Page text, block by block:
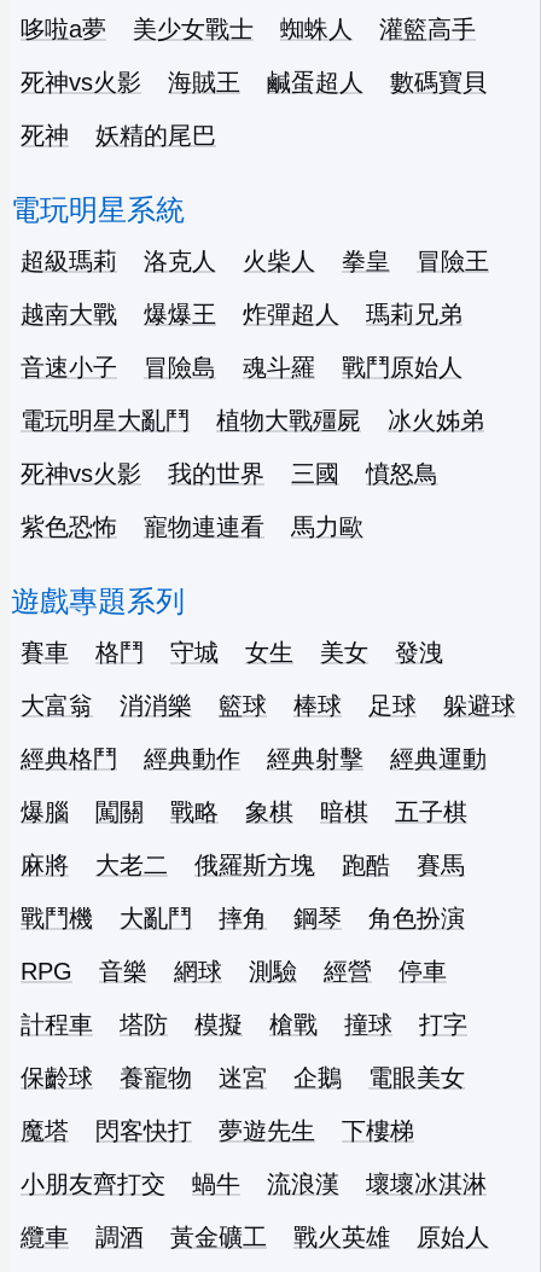
哆啦a夢
美少女戰士 蜘蛛人
灌籃高手
死神vs火影
海賊王 鹹蛋超人
數碼寶貝
死神
妖精的尾巴
電玩明星系統
超級瑪莉 洛克人 火柴人 拳皇
冒險王
越南大戰
爆爆王 炸彈超人
瑪莉兄弟
音速小子
冒險島 魂斗羅
戰鬥原始人
電玩明星大亂鬥
植物大戰殭屍
冰火姊弟
死神vs火影
我的世界 三國
憤怒鳥
紫色恐怖
寵物連連看 馬力歐
遊戲專題系列
賽車 格鬥 守城 女生 美女
發洩
大富翁
消消樂 籃球 棒球 足球
躲避球
經典格鬥
經典動作 經典射擊
經典運動
爆腦
闖關 戰略 象棋 暗棋
五子棋
麻將
大老二 俄羅斯方塊 跑酷
賽馬
戰鬥機
大亂鬥 摔角 鋼琴
角色扮演
RPG
音樂 網球 測驗 經營
停車
計程車
塔防 模擬 槍戰 撞球
打字
保齡球
養寵物 迷宮 企鵝
電眼美女
魔塔
閃客快打 夢遊先生
下樓梯
小朋友齊打交
蝸牛 流浪漢
壞壞冰淇淋
纜車
調酒 黃金礦工 戰火英雄 原始人